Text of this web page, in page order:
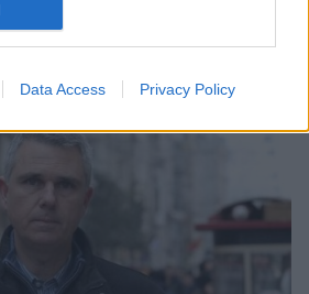
Data Access Privacy Policy